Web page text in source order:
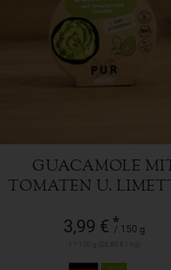
GUACAMOLE
TOMATEN U.
3,99 € *
/ 150 g